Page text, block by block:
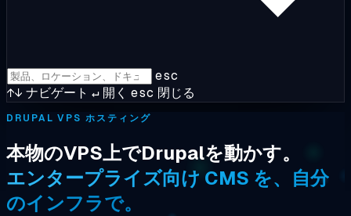
esc
↑↓ ナビゲート ↵ 開く esc 閉じる
DRUPAL VPS ホスティング
本物のVPS上でDrupalを動かす。
エンタープライズ向け CMS を、自分
のインフラで。